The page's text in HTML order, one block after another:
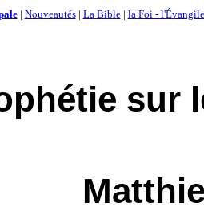
| Nouveautés| La Bible| la Foi - l'Évangile
sur